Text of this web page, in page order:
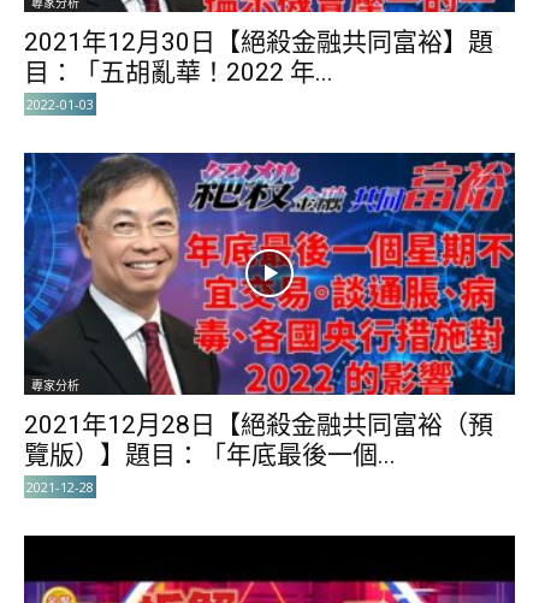
2021年12月30日【絕殺金融共同富裕】題
目：「五胡亂華！2022 年...
2022-01-03
專家分析
2021年12月28日【絕殺金融共同富裕（預
覽版）】題目：「年底最後一個...
2021-12-28